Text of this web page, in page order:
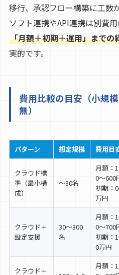
移行、承認フロー構築に工数
ソフト連携やAPI連携は別費
「月額＋初期＋運用」までの
実的です。
費用比較の目安（小規
無）
パターン 想定規模 費用目
クラウド標
準（最小構
成）
〜30名
月額：
0〜600
初期：
万円
クラウド＋
設定支援
30〜300
名
月額：
0〜700
初期：
0万円
クラウド＋
月額：